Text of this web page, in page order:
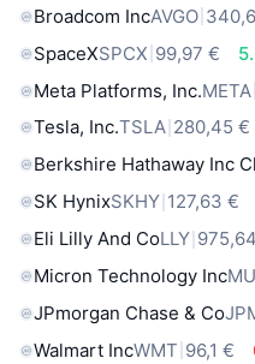
Broadcom IncAVGO
SpaceXSPCX 99,97 €
Meta Platforms, Inc.META
Tesla, Inc.TSLA 280,45 €
Berkshire Hathaway Inc
SK HynixSKHY 127,63 €
Eli Lilly And CoLLY
Micron Technology IncMU
JPmorgan Chase & Co
Walmart IncWMT 96,1 €